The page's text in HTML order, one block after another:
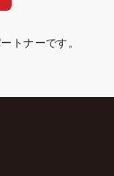
トナーです。